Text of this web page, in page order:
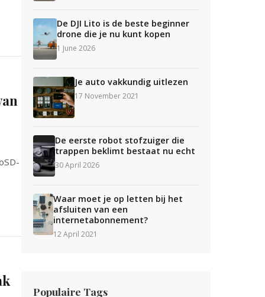
De DJI Lito is de beste beginner
drone die je nu kunt kopen
1 June 2026
Je auto vakkundig uitlezen
17 November 2021
De eerste robot stofzuiger die
trappen beklimt bestaat nu echt
30 April 2026
Waar moet je op letten bij het
afsluiten van een
internetabonnement?
12 April 2021
Populaire Tags